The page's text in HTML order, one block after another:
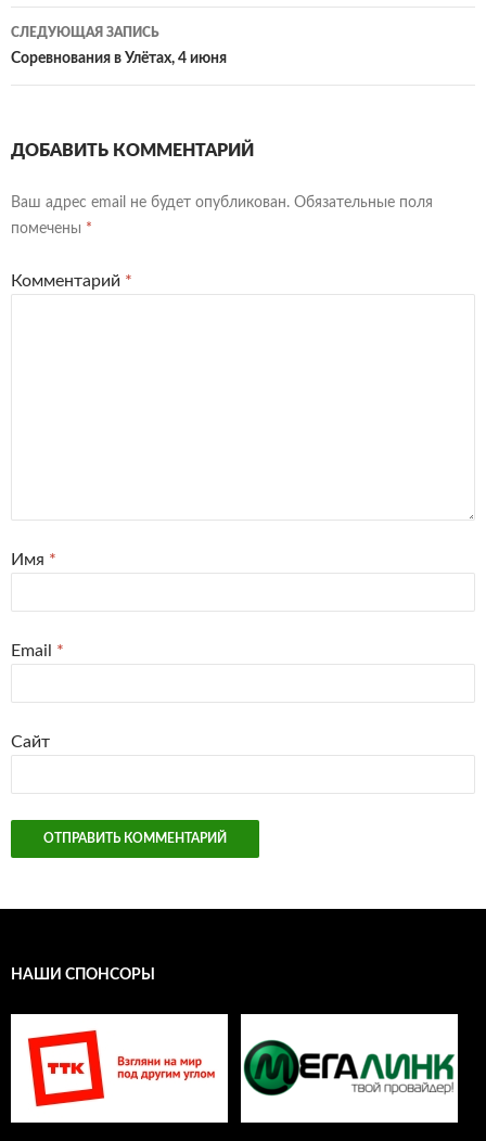
записям
СЛЕДУЮЩАЯ ЗАПИСЬ
Соревнования в Улётах, 4 июня
ДОБАВИТЬ КОММЕНТАРИЙ
Ваш адрес email не будет опубликован. Обязательные поля
помечены *
Комментарий *
Имя *
Email *
Сайт
НАШИ СПОНСОРЫ